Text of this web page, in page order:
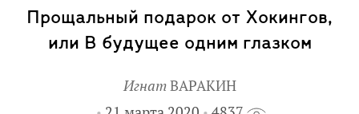
Прощальный подарок от Хокингов,
или В будущее одним глазком
ИгнатВАРАКИН